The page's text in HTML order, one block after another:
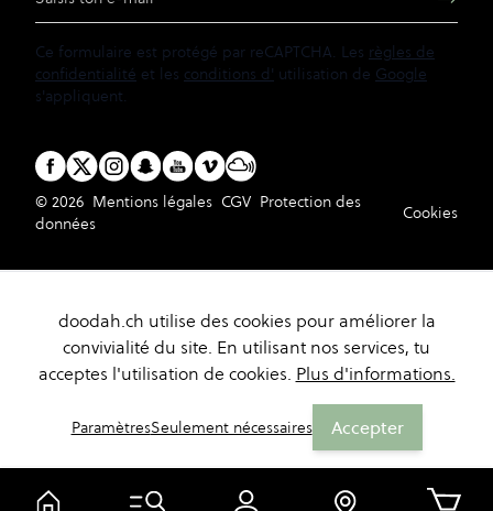
Panier
Ce formulaire est protégé par reCAPTCHA. Les règles de
confidentialité et les conditions d' utilisation de Google
s'appliquent.
© 2026 Mentions légales CGV Protection des
données
Cookies
doodah.ch utilise des cookies pour améliorer la
convivialité du site. En utilisant nos services, tu
acceptes l'utilisation de cookies. Plus d'informations.
ParamètresSeulement nécessaires Accepter